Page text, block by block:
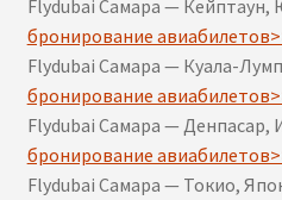
Flydubai Самара — Кейптаун,
бронирование
Flydubai Самара — Куала-
бронирование
Flydubai Самара — Денпасар,
бронирование
Flydubai Самара — Токио,